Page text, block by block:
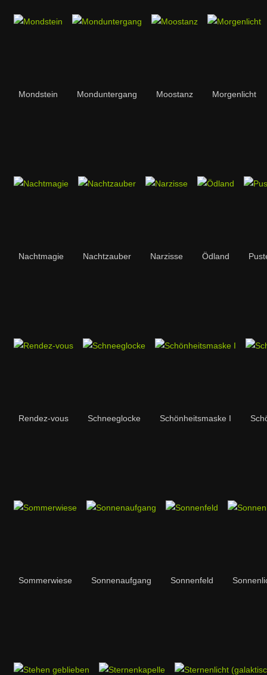
Mondstein Monduntergang Moostanz Morgenlicht
Nachtmagie Nachtzauber Narzisse Ödland
Rendez-vous Schneeglocke Schönheitsmaske I
Sommerwiese Sonnenaufgang Sonnenfeld